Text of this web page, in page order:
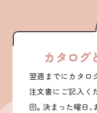
カタログ
翌週までにカタロ
注文書にご記入く
回。決まった曜日